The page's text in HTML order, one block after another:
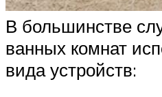
В большинстве
ванных комнат
вида устройств: